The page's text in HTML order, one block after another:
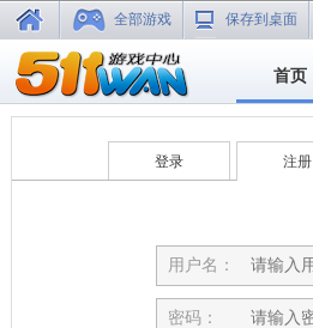
全部游戏 保存到桌面
首页
登录 注册
用户名：
密码：